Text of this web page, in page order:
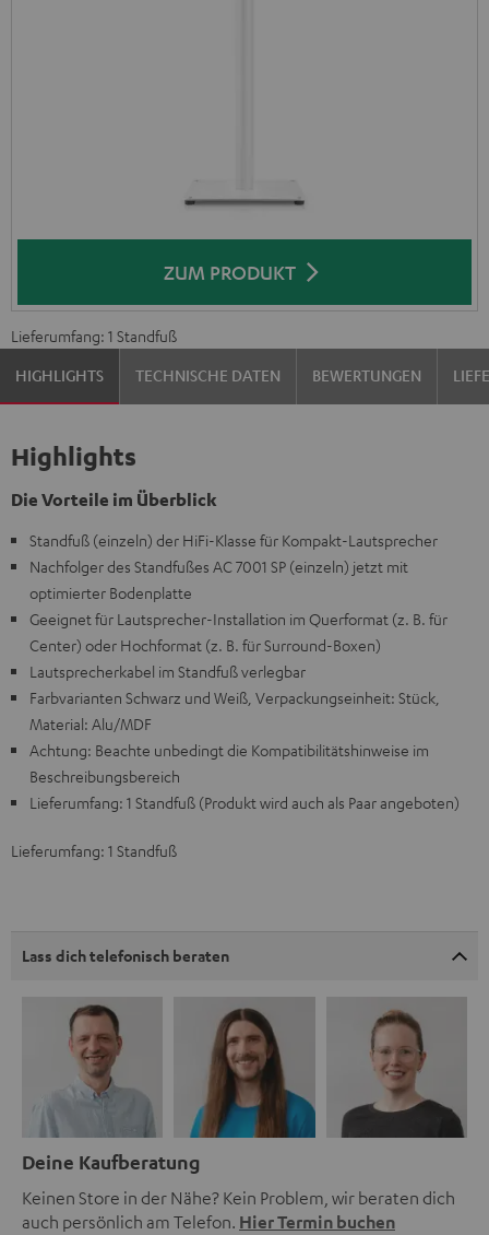
ZUM PRODUKT
Lieferumfang: 1 Standfuß
HIGHLIGHTS
TECHNISCHE DATEN BEWERTUNGEN
Highlights
Die Vorteile im Überblick
Standfuß (einzeln) der HiFi-Klasse für Kompakt-Lautsprecher
Nachfolger des Standfußes AC 7001 SP (einzeln) jetzt mit
optimierter Bodenplatte
Geeignet für Lautsprecher-Installation im Querformat (z. B. für
Center) oder Hochformat (z. B. für Surround-Boxen)
Lautsprecherkabel im Standfuß verlegbar
Farbvarianten Schwarz und Weiß, Verpackungseinheit: Stück,
Material: Alu/MDF
Achtung: Beachte unbedingt die Kompatibilitätshinweise im
Beschreibungsbereich
Lieferumfang: 1 Standfuß (Produkt wird auch als Paar angeboten)
Lieferumfang: 1 Standfuß
Lass dich telefonisch beraten
Deine Kaufberatung
Keinen Store in der Nähe? Kein Problem, wir beraten dich
auch persönlich am Telefon. Hier Termin buchen